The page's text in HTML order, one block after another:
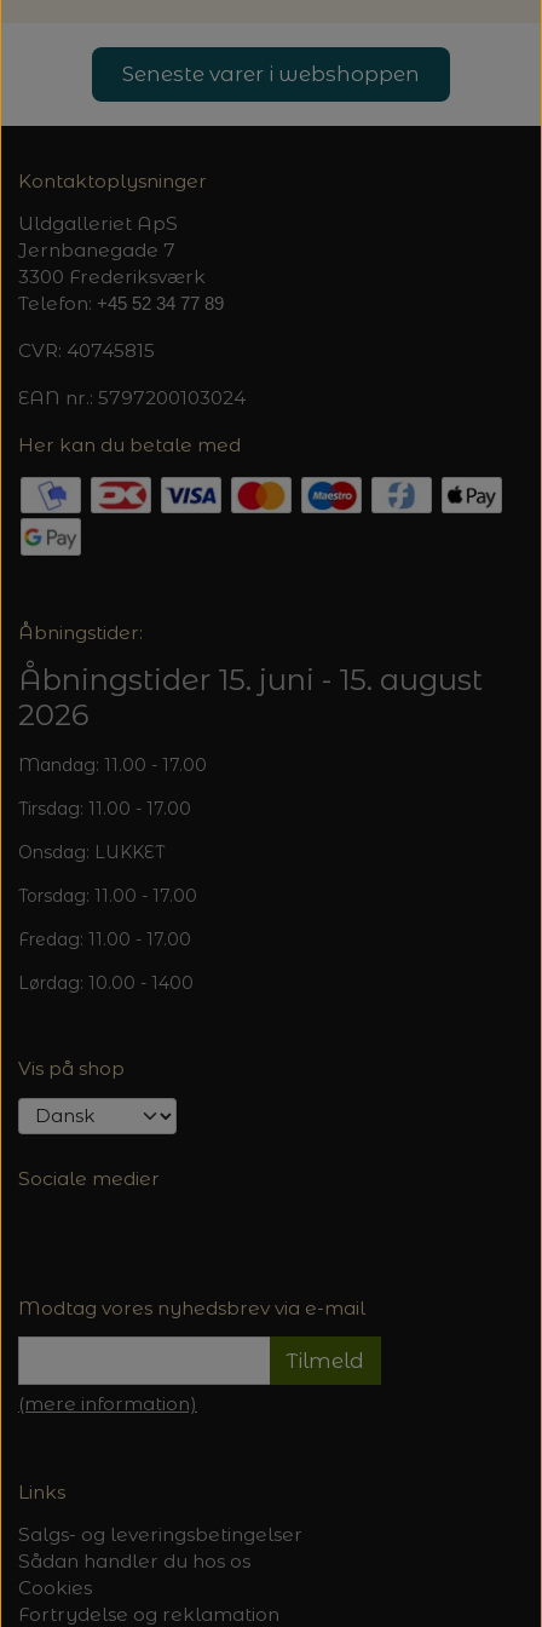
TRYKLÅSE
Seneste varer i webshoppen
Kontaktoplysninger
Uldgalleriet ApS
Jernbanegade 7
3300 Frederiksværk
Telefon: +45 52 34 77 89
CVR: 40745815
EAN nr.: 5797200103024
Her kan du betale med
Åbningstider:
Åbningstider 15. juni - 15. august
2026
Mandag: 11.00 - 17.00
Tirsdag: 11.00 - 17.00
Onsdag: LUKKET
Torsdag: 11.00 - 17.00
Fredag: 11.00 - 17.00
Lørdag: 10.00 - 1400
Vis på shop
Sociale medier
Modtag vores nyhedsbrev via e-mail
Tilmeld
(mere information)
Links
Salgs- og leveringsbetingelser
Sådan handler du hos os
Cookies
Fortrydelse og reklamation